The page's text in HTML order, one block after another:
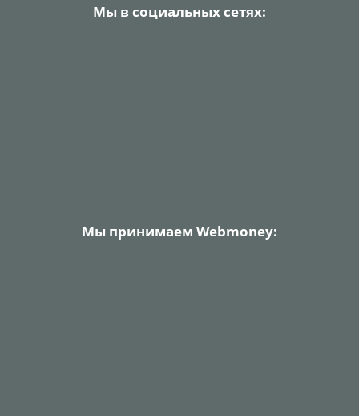
Мы в социальных сетях:
Мы принимаем Webmoney: